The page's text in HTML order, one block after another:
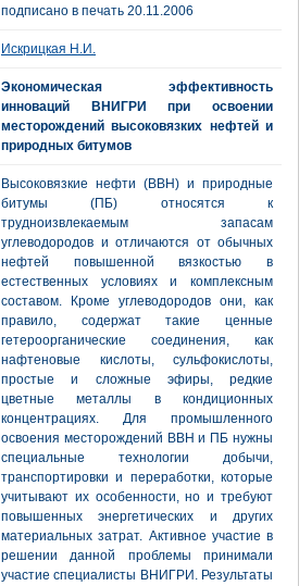
подписано в печать 20.11.2006
Искрицкая Н.И.
Экономическая эффективность
инноваций ВНИГРИ при освоении
месторождений высоковязких нефтей и
природных битумов
Высоковязкие нефти (ВВН) и природные
битумы (ПБ) относятся к
трудноизвлекаемым запасам
углеводородов и отличаются от обычных
нефтей повышенной вязкостью в
естественных условиях и комплексным
составом. Кроме углеводородов они, как
правило, содержат такие ценные
гетероорганические соединения, как
нафтеновые кислоты, сульфокислоты,
простые и сложные эфиры, редкие
цветные металлы в кондиционных
концентрациях. Для промышленного
освоения месторождений ВВН и ПБ нужны
специальные технологии добычи,
транспортировки и переработки, которые
учитывают их особенности, но и требуют
повышенных энергетических и других
материальных затрат. Активное участие в
решении данной проблемы принимали
участие специалисты ВНИГРИ. Результаты